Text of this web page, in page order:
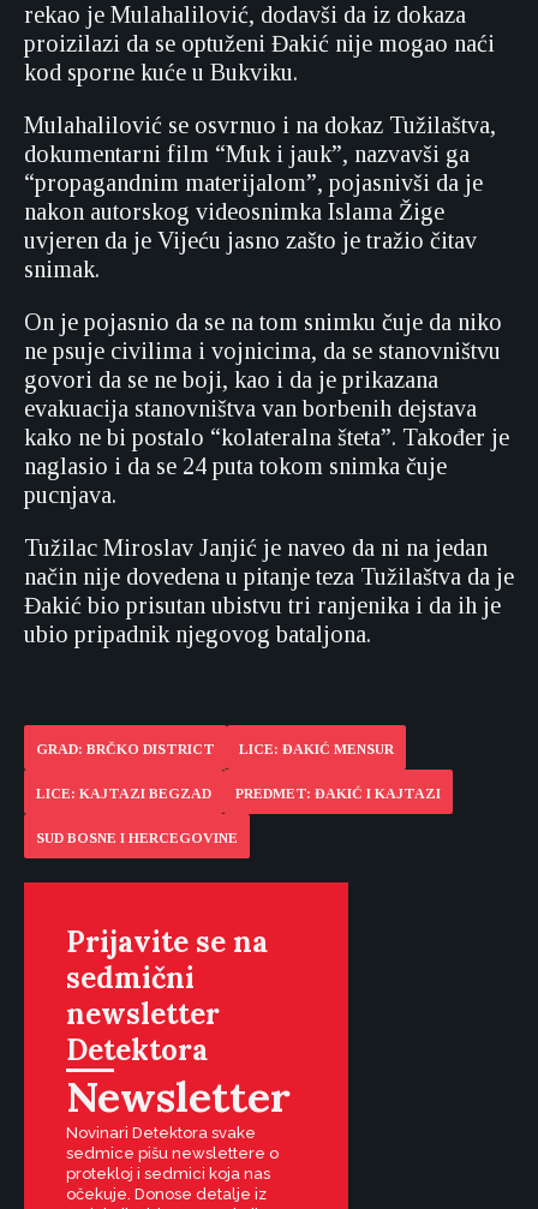
rekao je Mulahalilović, dodavši da iz dokaza
proizilazi da se optuženi Đakić nije mogao naći
kod sporne kuće u Bukviku.
Mulahalilović se osvrnuo i na dokaz Tužilaštva,
dokumentarni film “Muk i jauk”, nazvavši ga
“propagandnim materijalom”, pojasnivši da je
nakon autorskog videosnimka Islama Žige
uvjeren da je Vijeću jasno zašto je tražio čitav
snimak.
On je pojasnio da se na tom snimku čuje da niko
ne psuje civilima i vojnicima, da se stanovništvu
govori da se ne boji, kao i da je prikazana
evakuacija stanovništva van borbenih dejstava
kako ne bi postalo “kolateralna šteta”. Također je
naglasio i da se 24 puta tokom snimka čuje
pucnjava.
Tužilac Miroslav Janjić je naveo da ni na jedan
način nije dovedena u pitanje teza Tužilaštva da je
Đakić bio prisutan ubistvu tri ranjenika i da ih je
ubio pripadnik njegovog bataljona.
GRAD: BRČKO DISTRICT LICE: ĐAKIĆ MENSUR
LICE: KAJTAZI BEGZAD PREDMET: ĐAKIĆ I KAJTAZI
SUD BOSNE I HERCEGOVINE
Prijavite se na
sedmični
newsletter
Detektora
Newsletter
Novinari Detektora svake
sedmice pišu newslettere o
protekloj i sedmici koja nas
očekuje. Donose detalje iz